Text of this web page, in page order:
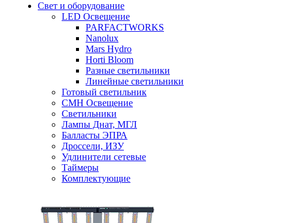
Свет и оборудование
LED Освещение
PARFACTWORKS
Nanolux
Mars Hydro
Horti Bloom
Разные светильники
Линейные светильники
Готовый светильник
CMH Освещение
Светильники
Лампы Днат, МГЛ
Балласты ЭПРА
Дроссели, ИЗУ
Удлинители сетевые
Таймеры
Комплектующие